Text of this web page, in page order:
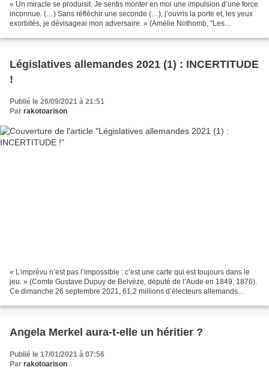
« Un miracle se produisit. Je sentis monter en moi une impulsion d’une force
inconnue. (…) Sans réfléchir une seconde (…), j’ouvris la porte et, les yeux
exorbités, je dévisageai mon adversaire. » (Amélie Nothomb, "Les
Législatives allemandes 2021 (1) : INCERTITUDE
!
Publié le 26/09/2021 à 21:51
Par rakotoarison
« L’imprévu n’est pas l’impossible : c’est une carte qui est toujours dans le
jeu. » (Comte Gustave Dupuy de Belvèze, député de l’Aude en 1849, 1876).
Ce dimanche 26 septembre 2021, 61,2 millions d’électeurs allemands
Angela Merkel aura-t-elle un héritier ?
Publié le 17/01/2021 à 07:56
Par rakotoarison